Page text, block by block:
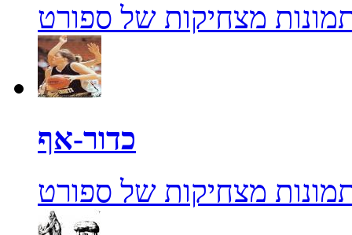
מצחיקות של ספורט
כדור-אף
מצחיקות של ספורט